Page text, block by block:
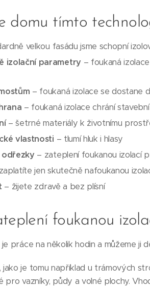
domu tímto
velkou fasádu jsme schopní
izolační parametry – foukaná
– foukaná izolace se dostane
– foukaná izolace chrání
– šetrné materiály k životnímu
vlastnosti – tlumí hluk i hlasy
– zateplení foukanou izolací
jen skutečně nafoukanou
– žijete zdravě a bez plísní
foukanou
práce na několik hodin a můžeme ji
jako je tomu například u trámových
pro vazníky, půdy a volné plochy.